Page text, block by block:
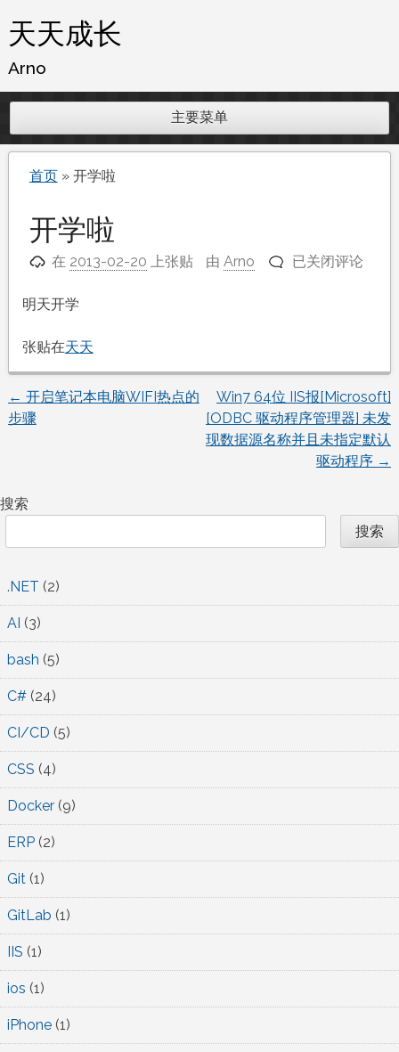
跳
至
内
天天成长
Arno
主要菜单
首页» 开学啦
开学啦
在 2013-02-20 上张贴 由Arno
开
已关闭评论
明天开学
张贴在天天
文
导
← 开启笔记本电脑WIFI热点的
步骤
Win7 64位 IIS报[Microsoft]
[ODBC 驱动程序管理器] 未发
现数据源名称并且未指定默认
驱动程序 →
搜索
搜索
.NET (2)
AI (3)
bash (5)
C# (24)
CI/CD (5)
CSS (4)
Docker (9)
ERP (2)
Git (1)
GitLab (1)
IIS (1)
ios (1)
iPhone (1)